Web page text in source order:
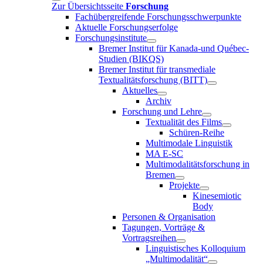
Zur Übersichtsseite Forschung
Fachübergreifende Forschungsschwerpunkte
Aktuelle Forschungserfolge
Forschungsinstitute
Bremer Institut für Kanada-und Québec-
Studien (BIKQS)
Bremer Institut für transmediale
Textualitätsforschung (BITT)
Aktuelles
Archiv
Forschung und Lehre
Textualität des Films
Schüren-Reihe
Multimodale Linguistik
MA E-SC
Multimodalitätsforschung in
Bremen
Projekte
Kinesemiotic
Body
Personen & Organisation
Tagungen, Vorträge &
Vortragsreihen
Linguistisches Kolloquium
„Multimodalität“